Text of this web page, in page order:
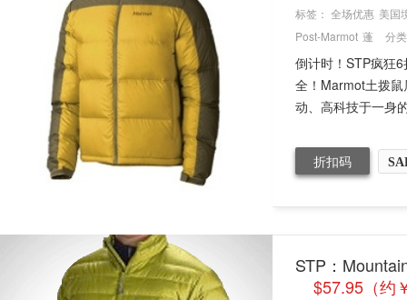
标签： 全场优惠 美国
Post-Marmot 蓬 分
倒计时！STP疯狂
全！Marmot土拨
动、高科技于一身
折扣码
STP：
$57.95（约